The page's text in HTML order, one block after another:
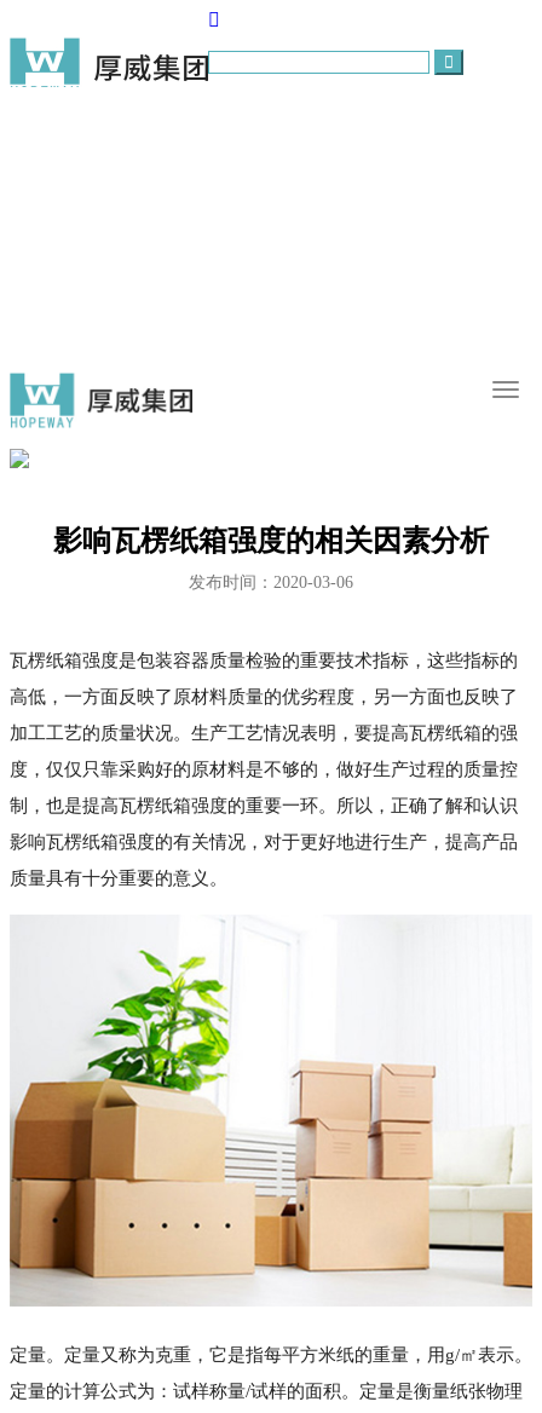
影响瓦楞纸箱强度的相关因素分析
发布时间：2020-03-06
瓦楞纸箱强度是包装容器质量检验的重要技术指标，这些指标的
高低，一方面反映了原材料质量的优劣程度，另一方面也反映了
加工工艺的质量状况。生产工艺情况表明，要提高瓦楞纸箱的强
度，仅仅只靠采购好的原材料是不够的，做好生产过程的质量控
制，也是提高瓦楞纸箱强度的重要一环。所以，正确了解和认识
影响瓦楞纸箱强度的有关情况，对于更好地进行生产，提高产品
质量具有十分重要的意义。
定量。定量又称为克重，它是指每平方米纸的重量，用g/㎡表示。
定量的计算公式为：试样称量/试样的面积。定量是衡量纸张物理